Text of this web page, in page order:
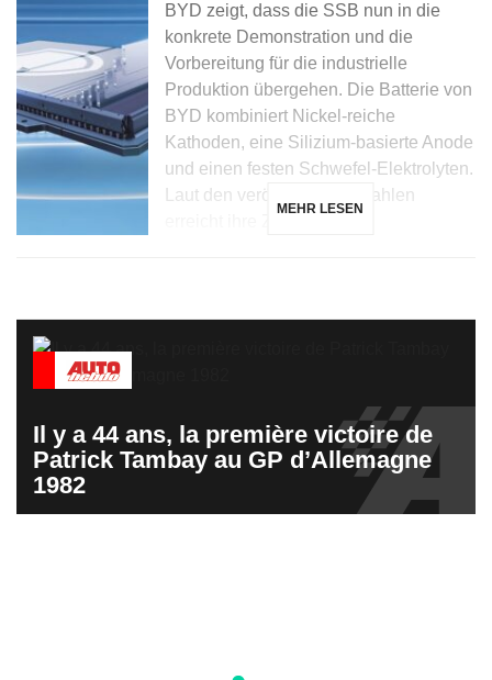
BYD zeigt, dass die SSB nun in die
konkrete Demonstration und die
Vorbereitung für die industrielle
Produktion übergehen. Die Batterie von
BYD kombiniert Nickel-reiche
Kathoden, eine Silizium-basierte Anode
und einen festen Schwefel-Elektrolyten.
Laut den veröffentlichten Zahlen
MEHR LESEN
Il y a 44 ans, la première victoire de
Patrick Tambay au GP d’Allemagne
1982